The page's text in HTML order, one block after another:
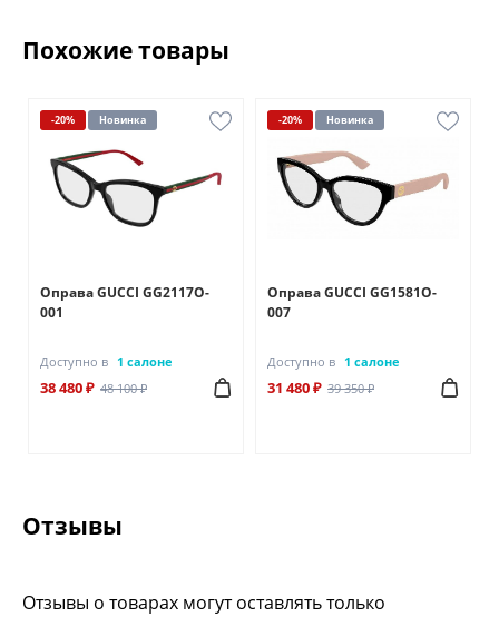
Похожие товары
-20% Новинка
Оправа GUCCI GG2117O-
001
Доступно в 1 салоне
38 480 ₽ 48 100 ₽
-20% Новинка
Оправа GUCCI GG1581O-
007
Доступно в 1 салоне
31 480 ₽ 39 350 ₽
Отзывы
Отзывы о товарах могут оставлять только